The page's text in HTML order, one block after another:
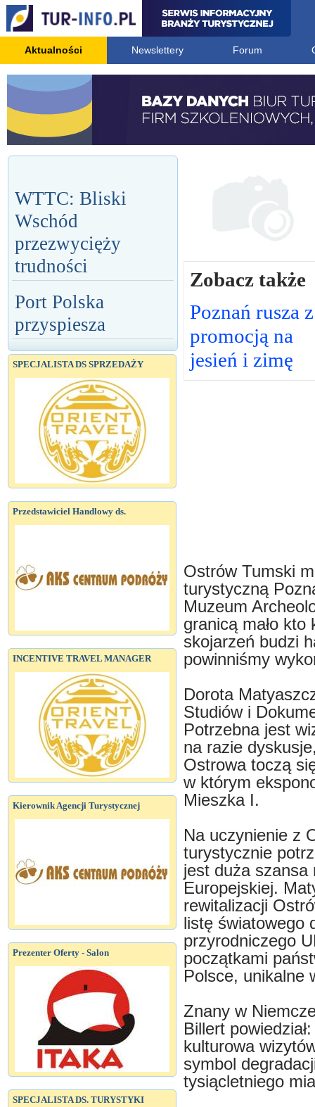
Aktualności Newslettery Forum
WTTC: Bliski
Wschód
przezwycięży
trudności
Port Polska
przyspiesza
SPECJALISTA DS SPRZEDAŻY
Przedstawiciel Handlowy ds.
INCENTIVE TRAVEL MANAGER
Kierownik Agencji Turystycznej
Prezenter Oferty - Salon
SPECJALISTA DS. TURYSTYKI
Zobacz także
Poznań rusza z
promocją na
jesień i zimę
Ostrów Tumski
turystyczną
Muzeum
granicą mało
skojarzeń budzi
powinniśmy
Dorota
Studiów i
Potrzebna jest
na razie
Ostrowa toczą
w którym
Mieszka I.
Na uczynienie z
turystycznie
jest duża szansa
Europejskiej.
rewitalizacji
listę światowego
przyrodniczego
początkami
Polsce, unikalne
Znany w
Billert
kulturowa
symbol
tysiącletniego